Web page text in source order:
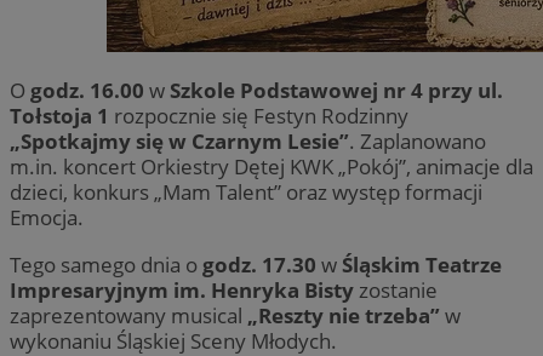
O godz. 16.00 w Szkole Podstawowej nr 4 przy ul.
Tołstoja 1 rozpocznie się Festyn Rodzinny
„Spotkajmy się w Czarnym Lesie”. Zaplanowano
m.in. koncert Orkiestry Dętej KWK „Pokój”, animacje dla
dzieci, konkurs „Mam Talent” oraz występ formacji
Emocja.
Tego samego dnia o godz. 17.30 w Śląskim Teatrze
Impresaryjnym im. Henryka Bisty zostanie
zaprezentowany musical „Reszty nie trzeba” w
wykonaniu Śląskiej Sceny Młodych.